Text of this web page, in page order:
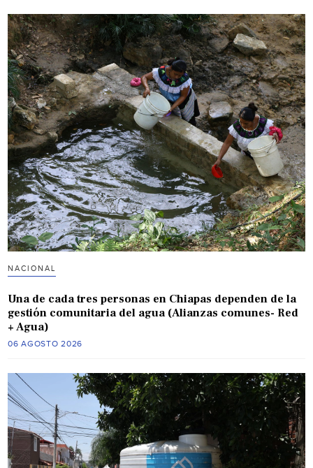
NACIONAL
Una de cada tres personas en Chiapas dependen de la
gestión comunitaria del agua (Alianzas comunes- Red
+ Agua)
06 AGOSTO 2026